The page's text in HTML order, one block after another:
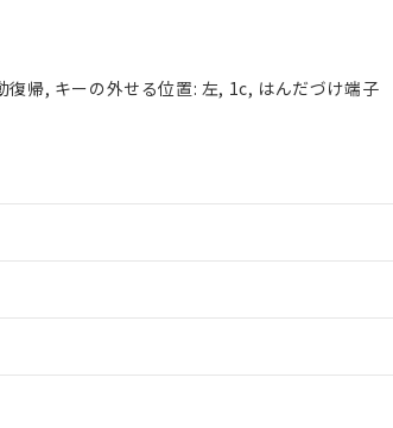
帰, キーの外せる位置: 左, 1c, はんだづけ端子